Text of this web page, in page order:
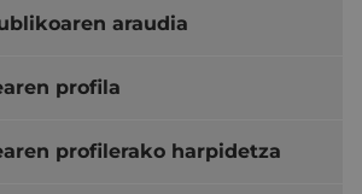
araudia
profila
profilerako harpidetza